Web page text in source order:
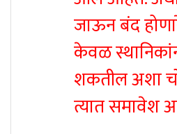
जाऊन बंद
केवळ
शकतील अशा
त्यात समावेश